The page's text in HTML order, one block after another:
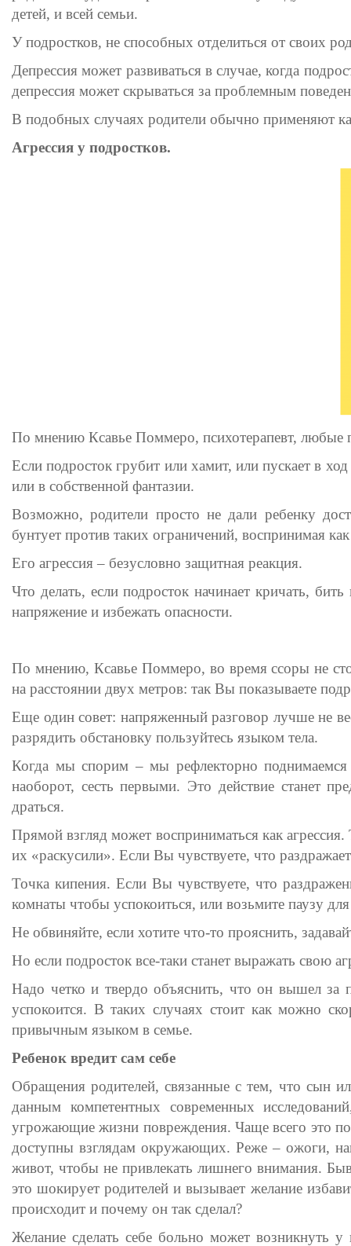
детей, и всей семьи.
У подростков, не способных отделиться от своих
Депрессия может развиваться в случае, когда
депрессия может скрываться за проблемным
В подобных случаях родители обычно применяют
Агрессия у подростков.
По мнению Ксавье Поммеро, психотерапевт, любые
Если подросток грубит или хамит, или пускает в
или в собственной фантазии.
Возможно, родители просто не дали ребенку
бунтует против таких ограничений, воспринимая
Его агрессия – безусловно защитная реакция.
Что делать, если подросток начинает кричать,
напряжение и избежать опасности.
По мнению, Ксавье Поммеро, во время ссоры не
на расстоянии двух метров: так Вы показываете
Еще один совет: напряженный разговор лучше не
разрядить обстановку пользуйтесь языком тела.
Когда мы спорим – мы рефлекторно поднимаемся
наоборот, сесть первыми. Это действие станет
драться.
Прямой взгляд может восприниматься как
их «раскусили». Если Вы чувствуете, что
Точка кипения. Если Вы чувствуете, что
комнаты чтобы успокоиться, или возьмите паузу
Не обвиняйте, если хотите что-то прояснить,
Но если подросток все-таки станет выражать свою
Надо четко и твердо объяснить, что он вышел за
успокоится. В таких случаях стоит как можно
привычным языком в семье.
Ребенок вредит сам себе
Обращения родителей, связанные с тем, что сын
данным компетентных современных
угрожающие жизни повреждения. Чаще всего это
доступны взглядам окружающих. Реже – ожоги,
живот, чтобы не привлекать лишнего внимания.
это шокирует родителей и вызывает желание
происходит и почему он так сделал?
Желание сделать себе больно может возникнуть